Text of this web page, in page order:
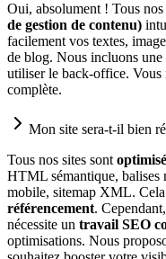
Oui, absolument ! Tous
de gestion de contenu)
facilement vos textes,
de blog. Nous incluons une
utiliser le back-office. Vous
complète.
Mon site sera-t-il bien
Tous nos sites sont
HTML sémantique, balises
mobile, sitemap XML.
référencement.
nécessite un travail SEO
optimisations. Nous